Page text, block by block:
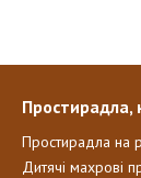
Простирадла,
Простирадла на
Дитячі махрові